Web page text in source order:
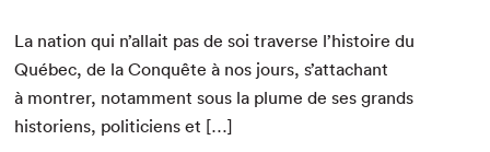
La nation qui n’al­lait pas de soi tra­verse l’his­toire du
Québec, de la Con­quête à nos jours, s’at­tachant
à mon­tr­er, notam­ment sous la plume de ses grands
his­to­riens, politi­ciens et […]